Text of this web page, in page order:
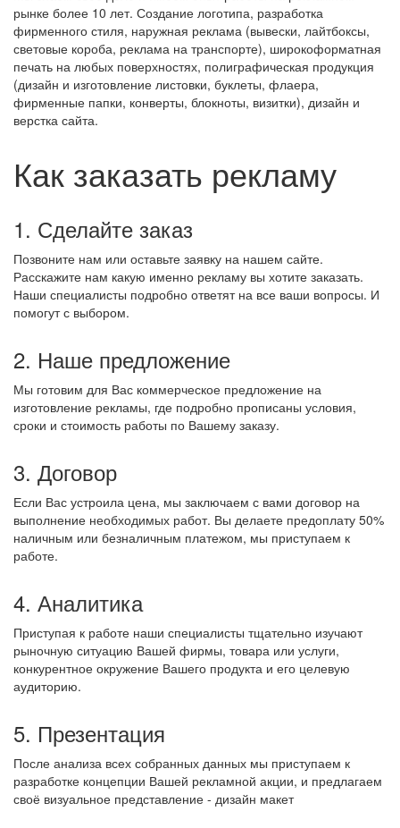
рынке более 10 лет. Создание логотипа, разработка
фирменного стиля, наружная реклама (вывески, лайтбоксы,
световые короба, реклама на транспорте), широкоформатная
печать на любых поверхностях, полиграфическая продукция
(дизайн и изготовление листовки, буклеты, флаера,
фирменные папки, конверты, блокноты, визитки), дизайн и
верстка сайта.
Как заказать рекламу
1. Сделайте заказ
Позвоните нам или оставьте заявку на нашем сайте.
Расскажите нам какую именно рекламу вы хотите заказать.
Наши специалисты подробно ответят на все ваши вопросы. И
помогут с выбором.
2. Наше предложение
Мы готовим для Вас коммерческое предложение на
изготовление рекламы, где подробно прописаны условия,
сроки и стоимость работы по Вашему заказу.
3. Договор
Если Вас устроила цена, мы заключаем с вами договор на
выполнение необходимых работ. Вы делаете предоплату 50%
наличным или безналичным платежом, мы приступаем к
работе.
4. Аналитика
Приступая к работе наши специалисты тщательно изучают
рыночную ситуацию Вашей фирмы, товара или услуги,
конкурентное окружение Вашего продукта и его целевую
аудиторию.
5. Презентация
После анализа всех собранных данных мы приступаем к
разработке концепции Вашей рекламной акции, и предлагаем
своё визуальное представление - дизайн макет